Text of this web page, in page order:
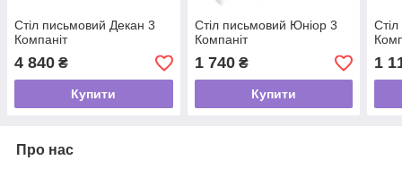
Стіл письмовий Декан 3
Компаніт
4 840 ₴
Купити
Стіл письмовий Юніор 3
Компаніт
1 740₴
Купити
1
Про нас